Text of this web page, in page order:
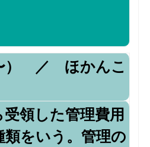
） ／ ほかんこ
領した管理費用
をいう。管理の